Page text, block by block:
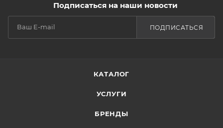
Подписаться на наши новости
ПОДПИСАТЬСЯ
КАТАЛОГ
УСЛУГИ
БРЕНДЫ